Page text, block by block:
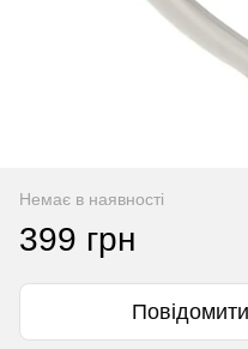
Немає в наявності
399 грн